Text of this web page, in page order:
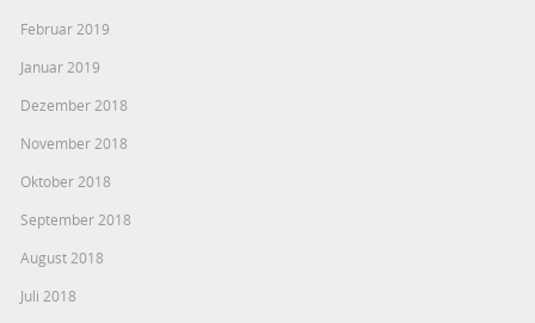
Februar 2019
Januar 2019
Dezember 2018
November 2018
Oktober 2018
September 2018
August 2018
Juli 2018